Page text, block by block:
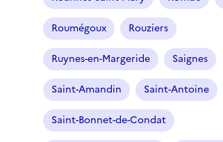
Roumégoux Rouziers
Ruynes-en-Margeride Saignes
Saint-Amandin Saint-Antoine
Saint-Bonnet-de-Condat